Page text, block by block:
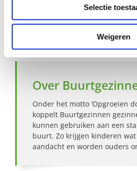
Selectie
Weigeren
Hoe werkt
Bekijk andere
Over
Onder het motto ‘Opgroeien
koppelt Buurtgezinnen
kunnen gebruiken aan een
buurt. Zo krijgen kinderen
aandacht en worden ouders